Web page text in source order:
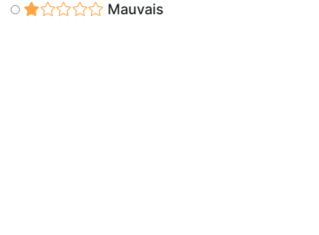
Mauvais